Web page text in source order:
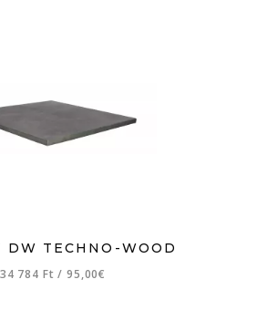
DW TECHNO-WOOD
34 784 Ft/ 95,00€